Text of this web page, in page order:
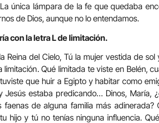
única lámpara de la fe que quedaba
de Dios, aunque no lo entendamos.
con la letra L de limitación.
Reina del Cielo, Tú la mujer vestida de
limitación. Qué limitada te viste en Belén,
que huir a Egipto y habitar como
Jesús estaba predicando… Dinos, María,
faenas de alguna familia más
hijo y tú no tenías ninguna influencia.